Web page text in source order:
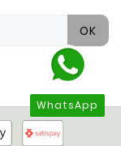
OK
WhatsApp